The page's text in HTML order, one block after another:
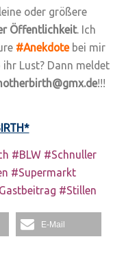
oder größere
Öffentlichkeit. Ich
#Anekdotebei mir
Lust? Dann meldet
!!!
#BLW #Schnuller
#Supermarkt
#Stillen
E-Mail